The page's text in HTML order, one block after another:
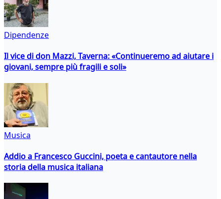
Dipendenze
Il vice di don Mazzi, Taverna: «Continueremo ad aiutare i
giovani, sempre più fragili e soli»
Musica
Addio a Francesco Guccini, poeta e cantautore nella
storia della musica italiana